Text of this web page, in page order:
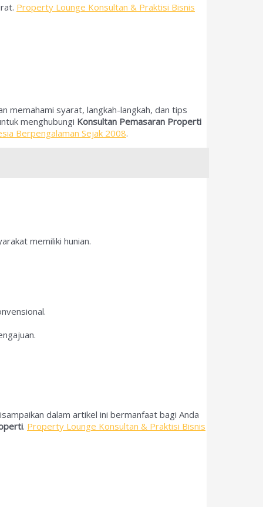
Property Lounge Konsultan & Praktisi Bisnis
memahami syarat, langkah-langkah, dan tips
menghubungi Konsultan Pemasaran Properti
Berpengalaman Sejak 2008.
memiliki hunian.
dalam artikel ini bermanfaat bagi Anda
. Property Lounge Konsultan & Praktisi Bisnis